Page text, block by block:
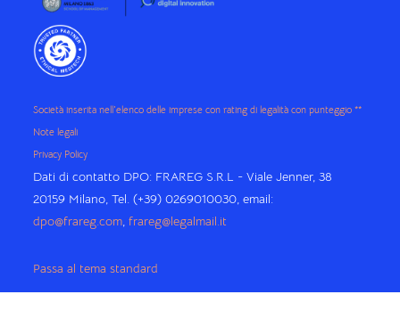
Società inserita nell'elenco delle imprese con rating di legalità con punteggio **
Note legali
Privacy Policy
Dati di contatto DPO: FRAREG S.R.L - Viale Jenner, 38
20159 Milano, Tel. (+39) 0269010030, email:
dpo@frareg.com,frareg@legalmail.it
Passa al tema standard